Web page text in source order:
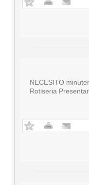
NECESITO
Rotiseria